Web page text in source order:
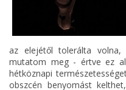
az elejétől tolerálta volna,
mutatom meg - értve ez
hétköznapi
obszcén benyomást